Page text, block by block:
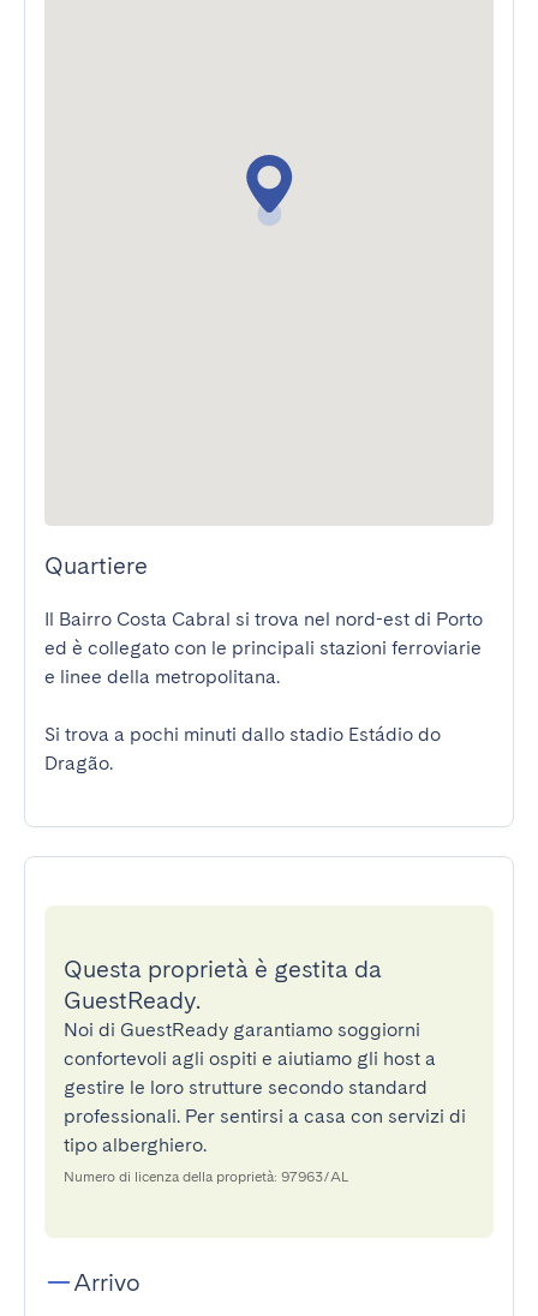
Quartiere
Il Bairro Costa Cabral si trova nel nord-est di Porto
ed è collegato con le principali stazioni ferroviarie
e linee della metropolitana.
Si trova a pochi minuti dallo stadio Estádio do
Dragão.
Questa proprietà è gestita da
GuestReady.
Noi di GuestReady garantiamo soggiorni
confortevoli agli ospiti e aiutiamo gli host a
gestire le loro strutture secondo standard
professionali. Per sentirsi a casa con servizi di
tipo alberghiero.
Numero di licenza della proprietà: 97963/AL
Arrivo